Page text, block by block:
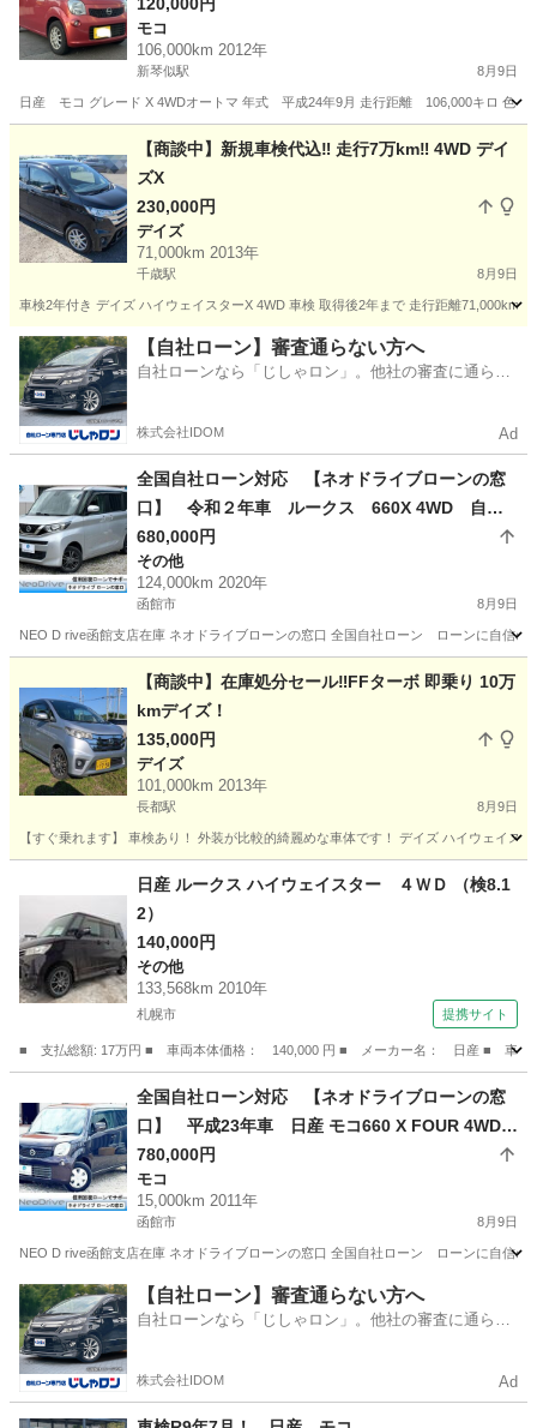
モコ
106,000km 2012年
新琴似駅 8月9日
日産 モコ グレード X 4WDオートマ 年式 平成24年9月 走行距離 106,000キロ 色
新琴似駅 モコ
【商談中】新規車検代込‼️ 走行7万km‼️ 4WD デイ
ズX
230,000円
デイズ
71,000km 2013年
千歳駅 8月9日
車検2年付き デイズ ハイウェイスターX 4WD 車検 取得後2年まで 走行距離71,000km
北海道 千歳市 千歳駅 デイズ
【自社ローン】審査通らない方へ
自社ローンなら「じしゃロン」。他社の審査に通らな
株式会社IDOM Ad
全国自社ローン対応 【ネオドライブローンの窓
口】 令和２年車 ルークス 660X 4WD 自社
ローン リース 自社分割 債務整理 自己破産
他社お断りされた方
680,000円
その他
124,000km 2020年
函館市 8月9日
NEO D rive函館支店在庫 ネオドライブローンの窓口 全国自社ローン ローンに自信
その他 ローン
【商談中】在庫処分セール‼️FFターボ 即乗り 10万
kmデイズ！
135,000円
デイズ
101,000km 2013年
長都駅 8月9日
【すぐ乗れます】 車検あり！ 外装が比較的綺麗めな車体です！ デイズ ハイウェイ
長都駅 走行距離
日産 ルークス ハイウェイスター ４ＷＤ （検8.1
2）
140,000円
その他
133,568km 2010年
札幌市 提携サイト
■ 支払総額: 17万円 ■ 車両本体価格： 140,000 円 ■ メーカー名： 日産 ■ 車
その他
全国自社ローン対応 【ネオドライブローンの窓
口】 平成23年車 日産 モコ660 X FOUR 4WD
自社ローン リース 自社分割 債務整理 自己破
産 他社お断りされた方
780,000円
モコ
15,000km 2011年
函館市 8月9日
NEO D rive函館支店在庫 ネオドライブローンの窓口 全国自社ローン ローンに自信
北海道 函館市 モコ ローン
【自社ローン】審査通らない方へ
自社ローンなら「じしゃロン」。他社の審査に通らな
株式会社IDOM Ad